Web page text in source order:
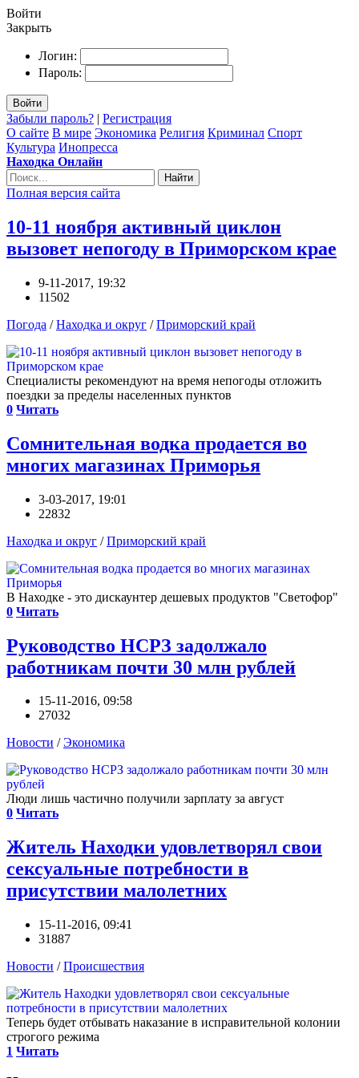
Войти
Закрыть
Логин:
Пароль:
Войти
Забыли пароль? | Регистрация
О сайте В мире Экономика Религия Криминал Спорт
Культура Инопресса
Находка Онлайн
Найти
Полная версия сайта
10-11 ноября активный циклон
вызовет непогоду в Приморском крае
9-11-2017, 19:32
11502
Погода /Находка и округ /Приморский край
Специалисты рекомендуют на время непогоды отложить
поездки за пределы населенных пунктов
0 Читать
Сомнительная водка продается во
многих магазинах Приморья
3-03-2017, 19:01
22832
Находка и округ /Приморский край
В Находке - это дискаунтер дешевых продуктов "Светофор"
0 Читать
Руководство НСРЗ задолжало
работникам почти 30 млн рублей
15-11-2016, 09:58
27032
Новости /Экономика
Люди лишь частично получили зарплату за август
0 Читать
Житель Находки удовлетворял свои
сексуальные потребности в
присутствии малолетних
15-11-2016, 09:41
31887
Новости /Происшествия
Теперь будет отбывать наказание в исправительной колонии
строгого режима
1 Читать